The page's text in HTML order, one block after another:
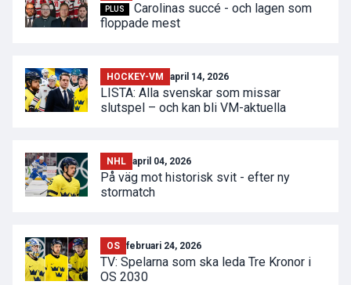
PLUS
Carolinas succé - och lagen som
floppade mest
HOCKEY-VM april 14, 2026
LISTA: Alla svenskar som missar
slutspel – och kan bli VM-aktuella
NHL april 04, 2026
På väg mot historisk svit - efter ny
stormatch
OS februari 24, 2026
TV: Spelarna som ska leda Tre Kronor i
OS 2030